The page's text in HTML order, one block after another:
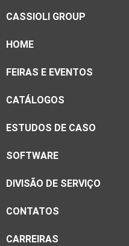
CASSIOLI GROUP
HOME
FEIRAS E EVENTOS
CATÁLOGOS
ESTUDOS DE CASO
SOFTWARE
DIVISÃO DE SERVIÇO
CONTATOS
CARREIRAS